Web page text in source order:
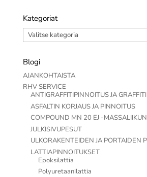
Kategoriat
Kategoriat
Blogi
AJANKOHTAISTA
RHV SERVICE
ANTIGRAFFITIPINNOITUS JA
ASFALTIN KORJAUS JA PINNOITUS
COMPOUND MN 20 EJ -
JULKISIVUPESUT
ULKORAKENTEIDEN JA PORTAIDEN
LATTIAPINNOITUKSET
Epoksilattia
Polyuretaanilattia